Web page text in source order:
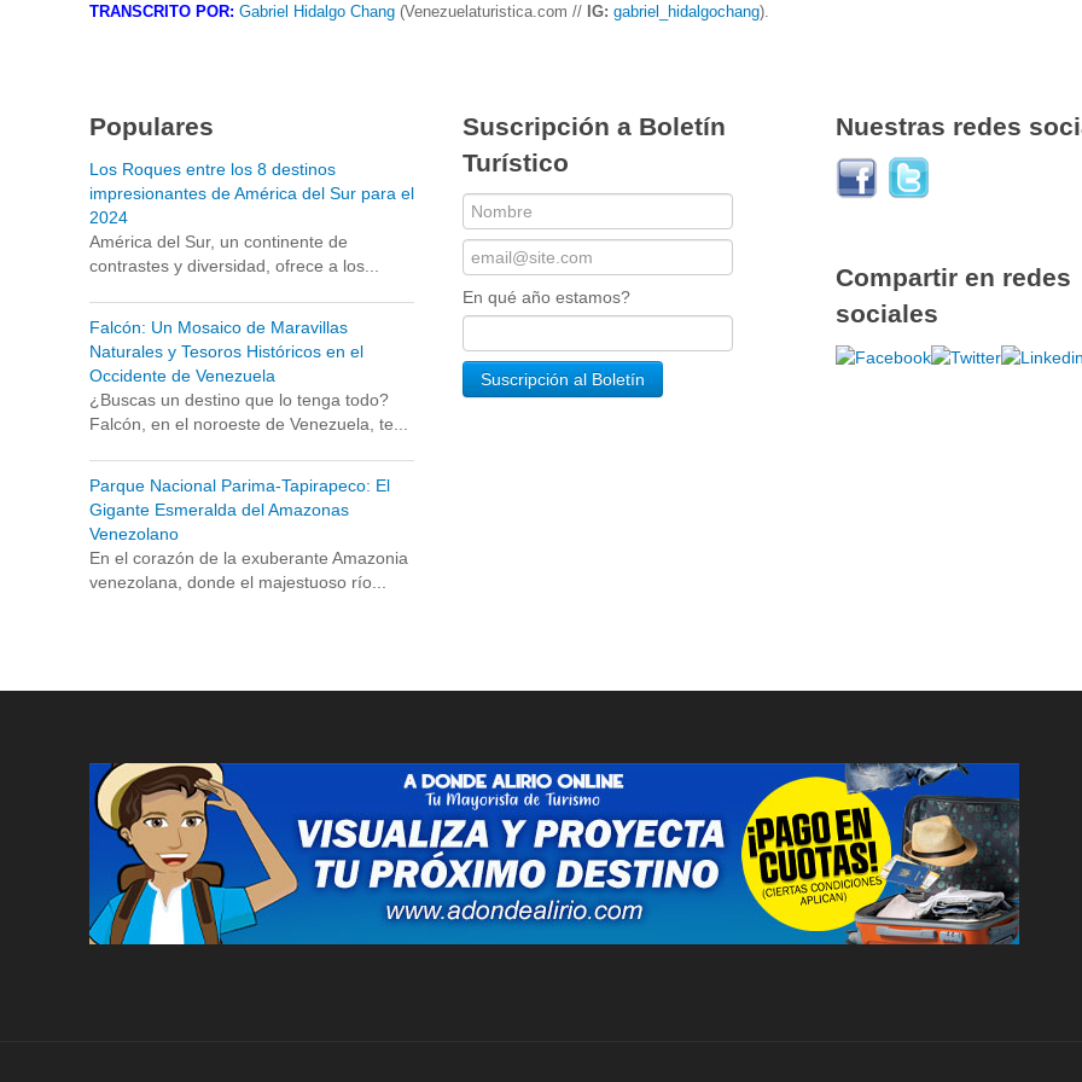
TRANSCRITO POR: Gabriel Hidalgo Chang (Venezuelaturistica.com // IG: gabriel_hidalgochang).
Populares
Los Roques entre los 8 destinos
impresionantes de América del Sur para el
2024
América del Sur, un continente de
contrastes y diversidad, ofrece a los...
Falcón: Un Mosaico de Maravillas
Naturales y Tesoros Históricos en el
Occidente de Venezuela
¿Buscas un destino que lo tenga todo?
Falcón, en el noroeste de Venezuela, te...
Parque Nacional Parima-Tapirapeco: El
Gigante Esmeralda del Amazonas
Venezolano
En el corazón de la exuberante Amazonia
venezolana, donde el majestuoso río...
Suscripción a Boletín
Turístico
En qué año estamos?
Nuestras redes
Compartir en redes
sociales